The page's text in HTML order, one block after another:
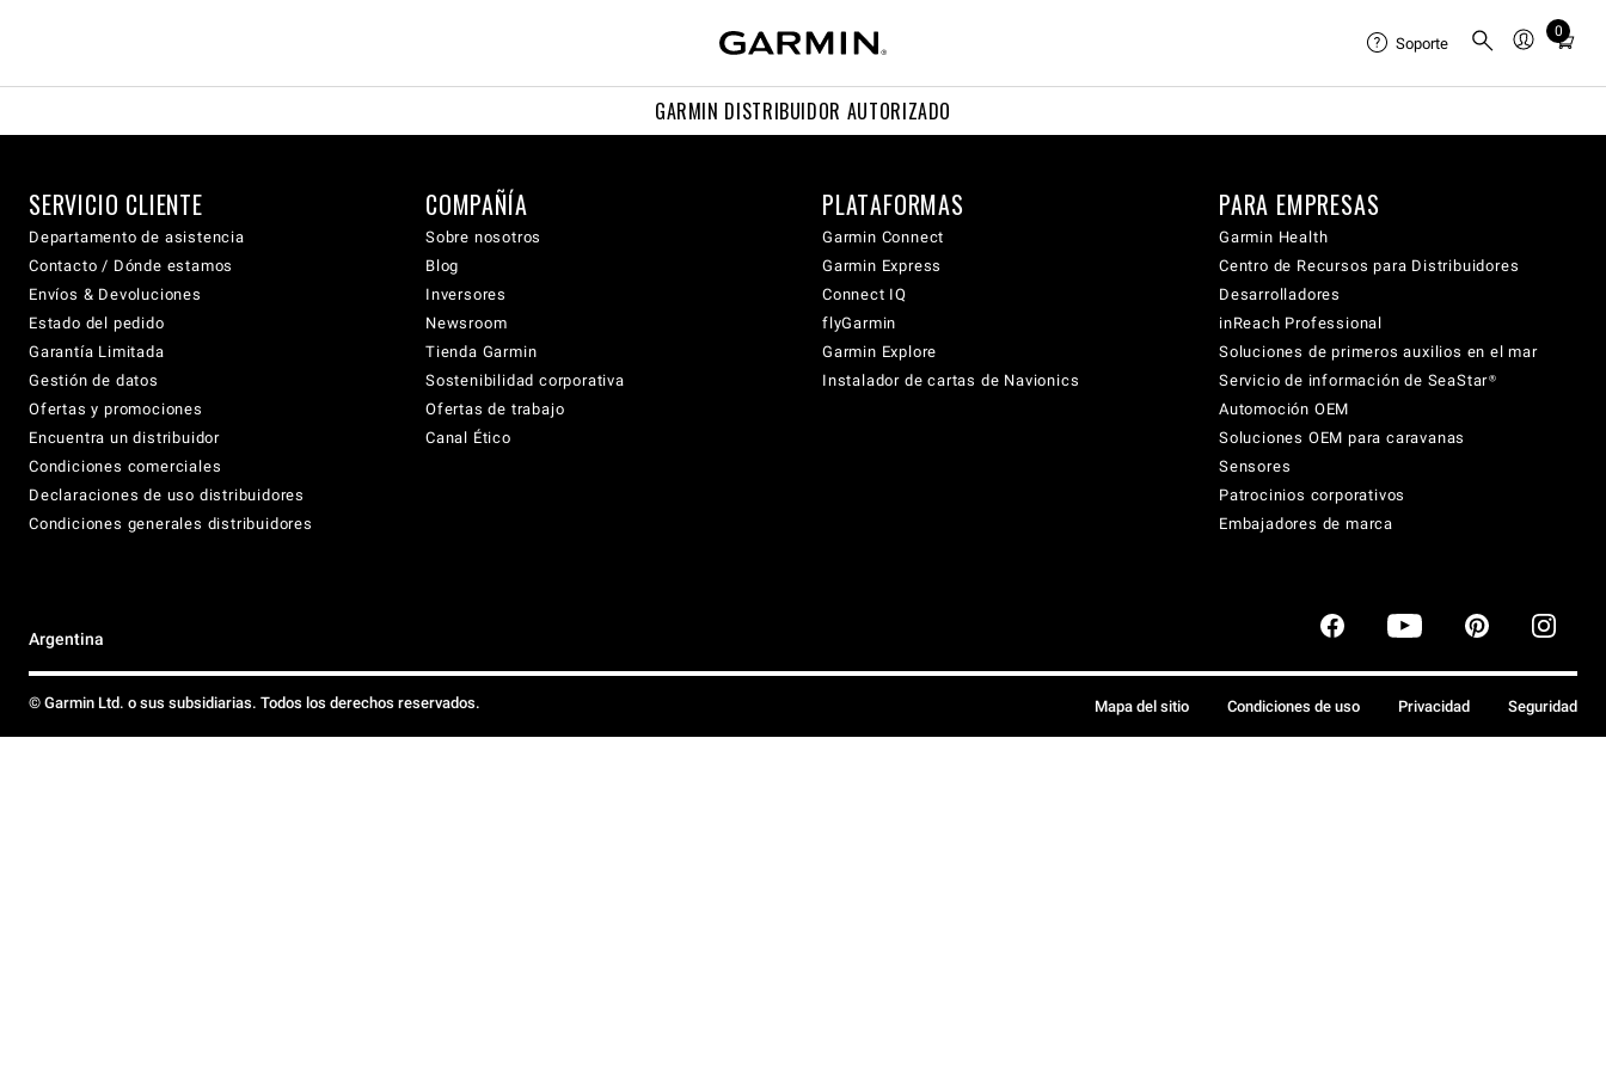
GARMIN DISTRIBUIDOR AUTORIZADO
Soporte
0
Total
cart:
SERVICIO CLIENTE
Departamento de asistencia
Contacto / Dónde estamos
Envíos & Devoluciones
Estado del pedido
Garantía Limitada
Gestión de datos
Ofertas y promociones
Encuentra un distribuidor
Condiciones comerciales
Declaraciones de uso distribuidores
Condiciones generales distribuidores
COMPAÑÍA
Sobre nosotros
Blog
Inversores
Newsroom
Tienda Garmin
Sostenibilidad corporativa
Ofertas de trabajo
Canal Ético
PLATAFORMAS
Garmin Connect
Garmin Express
Connect IQ
flyGarmin
Garmin Explore
Instalador de cartas de Navionics
PARA EMPRESAS
Garmin Health
Centro de Recursos para Distribuidores
Desarrolladores
inReach Professional
Soluciones de primeros auxilios en el mar
Servicio de información de SeaStar®
Automoción OEM
Soluciones OEM para caravanas
Sensores
Patrocinios corporativos
Embajadores de marca
Argentina
© Garmin Ltd. o sus subsidiarias. Todos los derechos reservados. Mapa del sitio Condiciones de uso Privacidad Seguridad